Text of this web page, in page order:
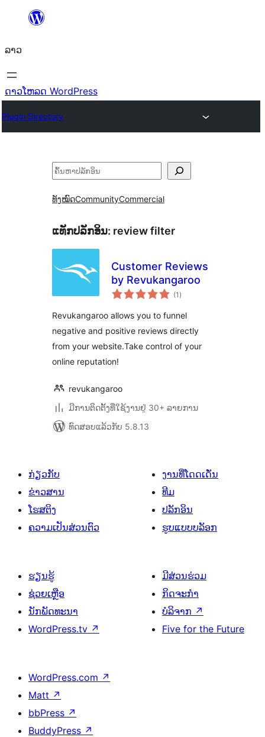
ທີ່
ເນື້ອຫາ
ລາວ
ດາວໂຫລດ WordPress
Plugin Directory
ຄົ້ນຫາ
ທັງໝົດCommunityCommercial
ແທັກປລັກອິນ: review filter
Customer Reviews
by Revukangaroo
(1 ຄະແນນ
ທັງໝົດ
)
Revukangaroo allows you to funnel
negative and positive reviews directly
from your website.Take control of your
online reputation!
revukangaroo
ມີການຕິດຕັ້ງທີ່ໃຊ້ງານຢູ່ 30+ ລາຍການ
ທົດສອບແລ້ວກັບ 5.8.13
ກ່ຽວກັບ
ຂ່າວສານ
ໂຮສຕິງ
ຄວາມເປັນສ່ວນຕົວ
ງານທີ່ໂດດເດັ່ນ
ທີມ
ປລັກອິນ
ຮູບແບບບລັອກ
ຮຽນຮູ້
ຊ່ວຍເຫຼືອ
ນັກພັດທະນາ
WordPress.tv ↗
ມີສ່ວນຮ່ວມ
ກິດຈະກຳ
ບໍລິຈາກ ↗
Five for the Future
WordPress.com ↗
Matt ↗
bbPress ↗
BuddyPress ↗